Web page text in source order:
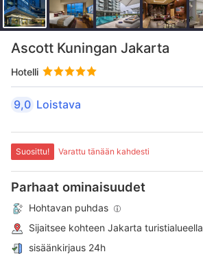
Ascott Kuningan Jakarta
Hotelli
9,0 Loistava
Suosittu! Varattu tänään kahdesti
Parhaat ominaisuudet
Hohtavan puhdas
Sijaitsee kohteen Jakarta turistialueella
sisäänkirjaus 24h